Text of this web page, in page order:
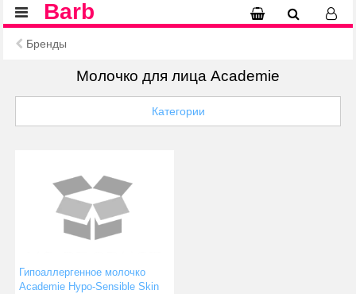
Barb
Бренды
Молочко для лица Academie
Категории
Гипоаллергенное молочко
Academie Hypo-Sensible Skin